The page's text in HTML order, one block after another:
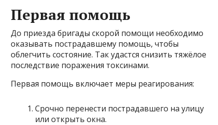
Первая помощь
До приезда бригады скорой помощи необходимо
оказывать пострадавшему помощь, чтобы
облегчить состояние. Так удастся снизить тяжёлое
последствие поражения токсинами.
Первая помощь включает меры реагирования:
Срочно перенести пострадавшего на улицу
или открыть окна.